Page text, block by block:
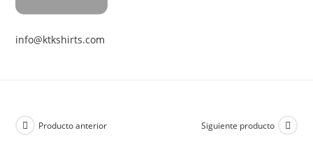
info@ktkshirts.com
Producto anterior Siguiente producto